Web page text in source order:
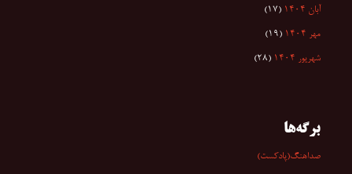
آبان ۱۴۰۴ (۱۷)
مهر ۱۴۰۴ (۱۹)
شهریور ۱۴۰۴ (۲۸)
برگه‌ها
صداهنگ(پادکست)